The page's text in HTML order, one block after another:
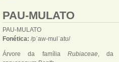
PAU-MULATO
PAU-MULATO
Fonética: /pˈaw-mulˈatʊ/
Árvore da família Rubiaceae , da